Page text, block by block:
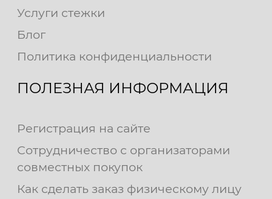
Услуги стежки
Блог
Политика конфиденциальности
ПОЛЕЗНАЯ ИНФОРМАЦИЯ
Регистрация на сайте
Сотрудничество с организаторами
совместных покупок
Как сделать заказ физическому лицу